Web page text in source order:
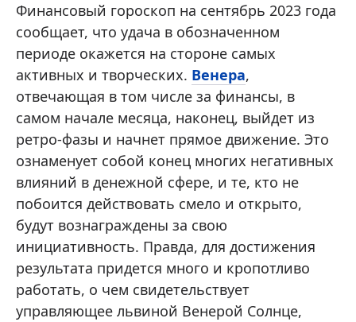
Финансовый гороскоп на сентябрь 2023 года
сообщает, что удача в обозначенном
периоде окажется на стороне самых
активных и творческих. Венера,
отвечающая в том числе за финансы, в
самом начале месяца, наконец, выйдет из
ретро-фазы и начнет прямое движение. Это
ознаменует собой конец многих негативных
влияний в денежной сфере, и те, кто не
побоится действовать смело и открыто,
будут вознаграждены за свою
инициативность. Правда, для достижения
результата придется много и кропотливо
работать, о чем свидетельствует
управляющее львиной Венерой Солнце,